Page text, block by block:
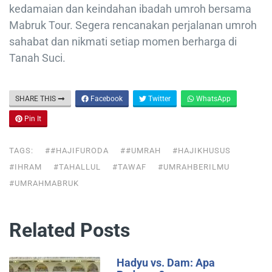
kedamaian dan keindahan ibadah umroh bersama
Mabruk Tour. Segera rencanakan perjalanan umroh
sahabat dan nikmati setiap momen berharga di
Tanah Suci.
SHARE THIS Facebook Twitter WhatsApp
Pin It
TAGS: ##HAJIFURODA ##UMRAH
#HAJIKHUSUS
#IHRAM
#TAHALLUL #TAWAF
#UMRAHBERILMU
#UMRAHMABRUK
Related Posts
Hadyu vs. Dam: Apa